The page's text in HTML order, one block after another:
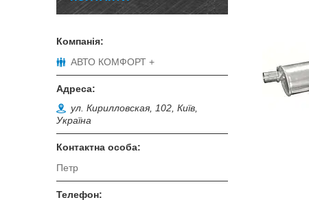
АВТО КОМФОРТ +
ул. Кирилловская, 102, Київ,
Україна
Петр